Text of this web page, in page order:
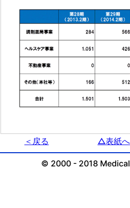
＜戻る △表紙へ
© 2000 - 2018